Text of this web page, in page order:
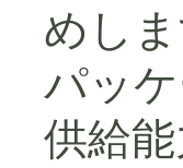
めしま
パッ
供給